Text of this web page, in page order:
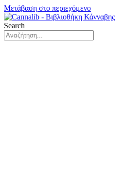
Μετάβαση στο περιεχόμενο
Search